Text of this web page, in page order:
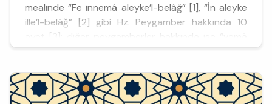
mealinde “Fe innemâ aleyke’l-belâğ” [1], “İn aleyke
ille’l-belâğ” [2] gibi Hz. Peygamber hakkında 10
ayet [3]; diğer peygamberler hakkında ise “vemâ
aleynâ ille’l-belâğu’l-mübîn” [4] 1 ayet olmak üzere
konusu ayetlerin gerek kendi iç bağlamları gerekse
nazil olduğu tarihi süreçleri dikkate alınmadığında...